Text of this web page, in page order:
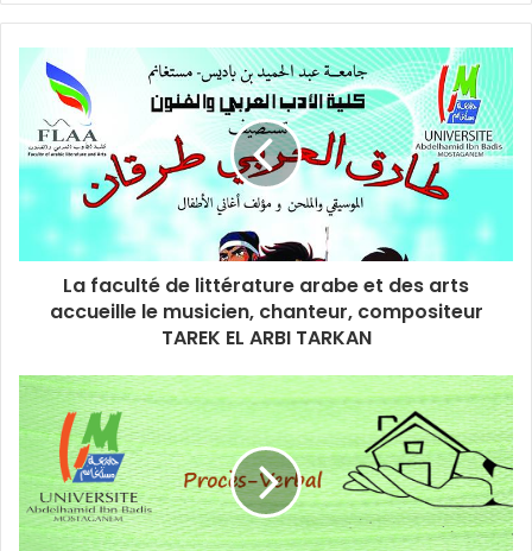
La faculté de littérature arabe et des arts
accueille le musicien, chanteur, compositeur
TAREK EL ARBI TARKAN